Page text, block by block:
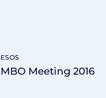
Meeting 2016